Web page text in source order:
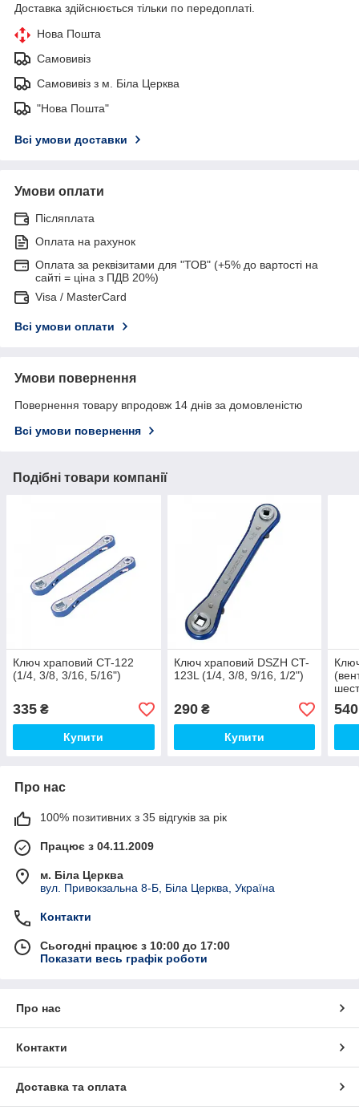
Доставка здійснюється тільки по передоплаті.
Нова Пошта
Самовивіз
Самовивіз з м. Біла Церква
"Нова Пошта"
Всі умови доставки
Умови оплати
Післяплата
Оплата на рахунок
Оплата за реквізитами для "ТОВ" (+5% до вартості на
сайті = ціна з ПДВ 20%)
Visa / MasterCard
Всі умови оплати
Умови повернення
Повернення товару впродовж 14 днів за домовленістю
Всі умови повернення
Подібні товари компанії
Ключ храповий CT-122
(1/4, 3/8, 3/16, 5/16")
335 ₴
Купити
Ключ храповий DSZH CT-
123L (1/4, 3/8, 9/16, 1/2")
290₴
Купити
540
Про нас
100% позитивних з 35 відгуків за рік
Працює з 04.11.2009
м. Біла Церква
вул. Привокзальна 8-Б, Біла Церква, Україна
Контакти
Сьогодні працює з 10:00 до 17:00
Показати весь графік роботи
Про нас
Контакти
Доставка та оплата